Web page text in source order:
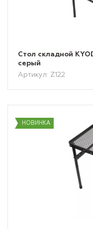
Стол складной
серый
Артикул: Z122
НОВИНКА